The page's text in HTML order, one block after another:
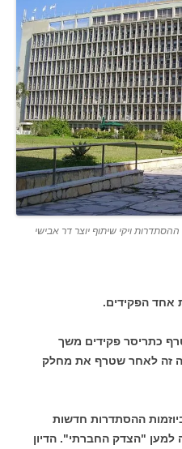
ויקי שיתוף יוצר דר אבישי
הפקידים.
כתריסר פקידים משך
זה לאחר שטרף את מחלק
ההסתדרות חדשות
"הצדק החברתי". הדיון